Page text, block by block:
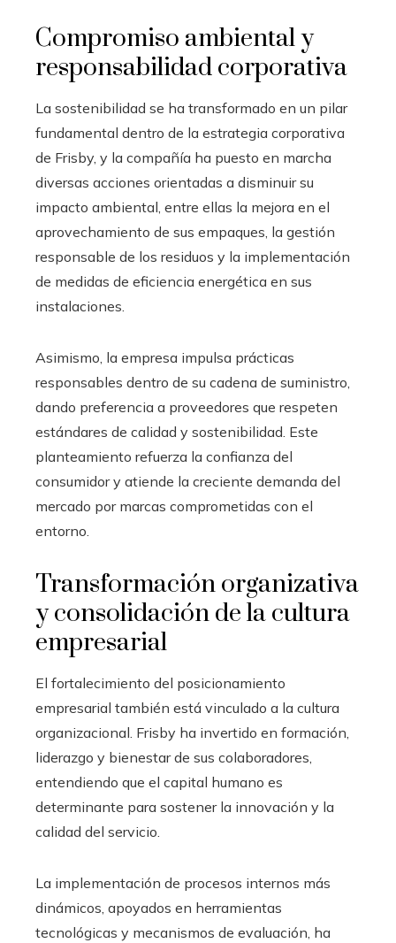
Compromiso ambiental y
responsabilidad corporativa
La sostenibilidad se ha transformado en un pilar
fundamental dentro de la estrategia corporativa
de Frisby, y la compañía ha puesto en marcha
diversas acciones orientadas a disminuir su
impacto ambiental, entre ellas la mejora en el
aprovechamiento de sus empaques, la gestión
responsable de los residuos y la implementación
de medidas de eficiencia energética en sus
instalaciones.
Asimismo, la empresa impulsa prácticas
responsables dentro de su cadena de suministro,
dando preferencia a proveedores que respeten
estándares de calidad y sostenibilidad. Este
planteamiento refuerza la confianza del
consumidor y atiende la creciente demanda del
mercado por marcas comprometidas con el
entorno.
Transformación organizativa
y consolidación de la cultura
empresarial
El fortalecimiento del posicionamiento
empresarial también está vinculado a la cultura
organizacional. Frisby ha invertido en formación,
liderazgo y bienestar de sus colaboradores,
entendiendo que el capital humano es
determinante para sostener la innovación y la
calidad del servicio.
La implementación de procesos internos más
dinámicos, apoyados en herramientas
tecnológicas y mecanismos de evaluación, ha